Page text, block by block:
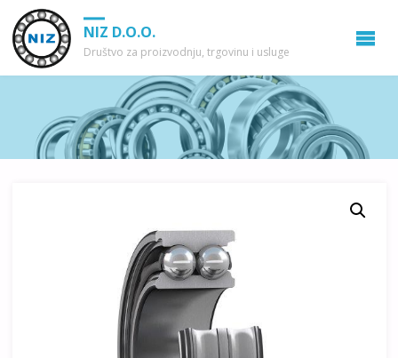
NIZ D.O.O.
Društvo za proizvodnju, trgovinu i usluge